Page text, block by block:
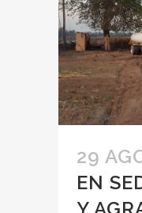
29
EN